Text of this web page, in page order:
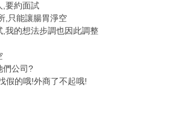
,要約面試
,只能讓腸胃淨空
我的想法步調也因此調整
們公司?
假的哦!外商了不起哦!